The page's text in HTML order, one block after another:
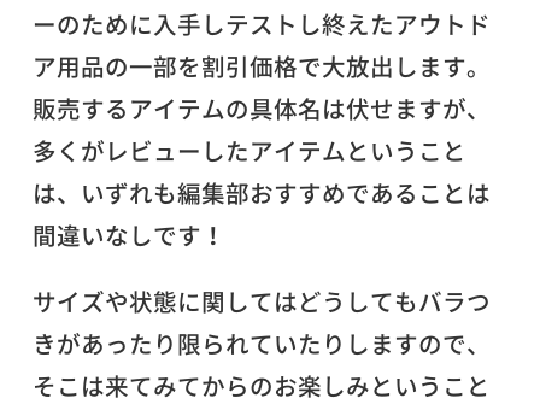
ーのために入手しテストし終えたアウトド
ア用品の一部を割引価格で大放出します。
販売するアイテムの具体名は伏せますが、
多くがレビューしたアイテムということ
は、いずれも編集部おすすめであることは
間違いなしです！
サイズや状態に関してはどうしてもバラつ
きがあったり限られていたりしますので、
そこは来てみてからのお楽しみということ